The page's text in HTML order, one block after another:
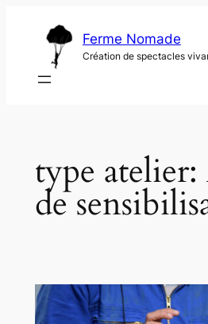
inhoud
Ferme Nomade
Création de spectacles
type atelier:
de